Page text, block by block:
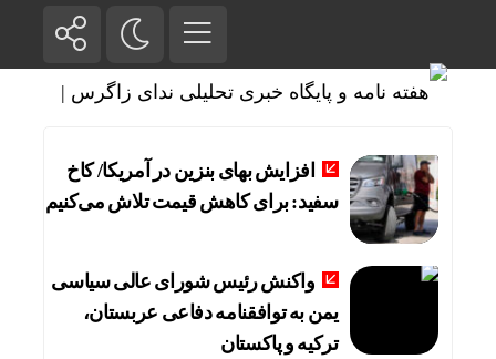
افزایش بهای بنزین در آمریکا/ کاخ
سفید: برای کاهش قیمت تلاش می‌کنیم
واکنش رئیس شورای عالی سیاسی
یمن به توافقنامه دفاعی عربستان،
ترکیه و پاکستان